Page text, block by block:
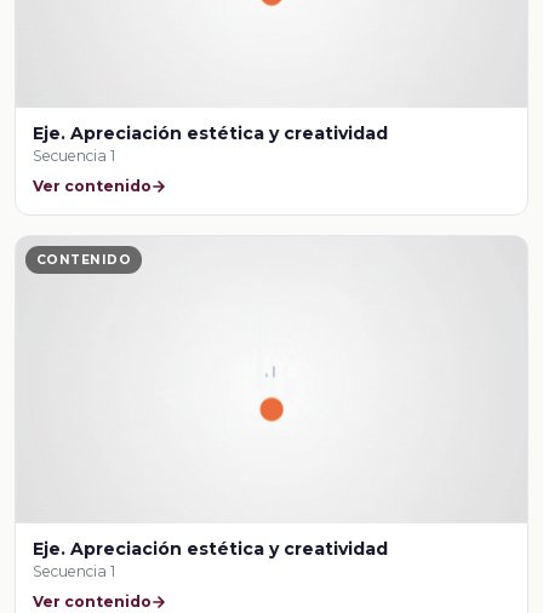
Eje. Apreciación estética y creatividad
Secuencia 1
Ver contenido
CONTENIDO
Eje. Apreciación estética y creatividad
Secuencia 1
Ver contenido